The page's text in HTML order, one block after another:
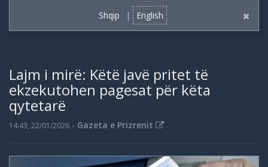
Shqip | English
Lajm i mirë: Këtë javë pritet të
ekzekutohen pagesat për këta
qytetarë
14:43, 22/01/2026 - Gazeta e Prizrenit